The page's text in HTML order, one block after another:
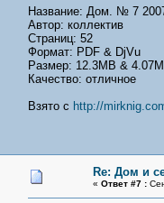
Название: Дом. № 7
Автор: коллектив
Страниц: 52
Формат: PDF & DjVu
Размер: 12.3MB &
Качество: отличное
Взято с http://
Re: Дом и
« Ответ #7 :